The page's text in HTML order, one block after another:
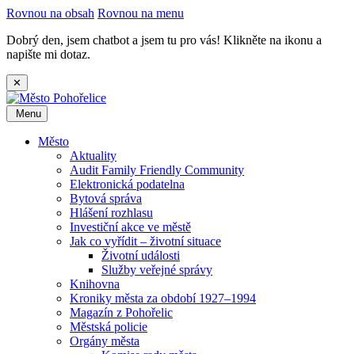
Rovnou na obsah Rovnou na menu
Dobrý den, jsem chatbot a jsem tu pro vás! Klikněte na ikonu a
napište mi dotaz.
✕
Menu
Město
Aktuality
Audit Family Friendly Community
Elektronická podatelna
Bytová správa
Hlášení rozhlasu
Investiční akce ve městě
Jak co vyřídit – životní situace
Životní události
Služby veřejné správy
Knihovna
Kroniky města za období 1927–1994
Magazín z Pohořelic
Městská policie
Orgány města